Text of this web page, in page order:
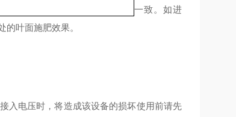
一致。如进
叶面施肥效果。
入电压时，将造成该设备的损坏使用前请先